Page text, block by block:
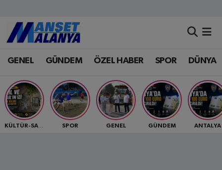
GENEL GÜNDEM ÖZEL HABER SPOR DÜNYA
KÜLTÜR-SANAT SPOR GENEL GÜNDEM ANTALYA
Antalya Nöbetçi Eczaneler
Antalya Hava Durumu
Antalya Namaz Vakitleri
Antalya Trafik Yoğunluk Haritası